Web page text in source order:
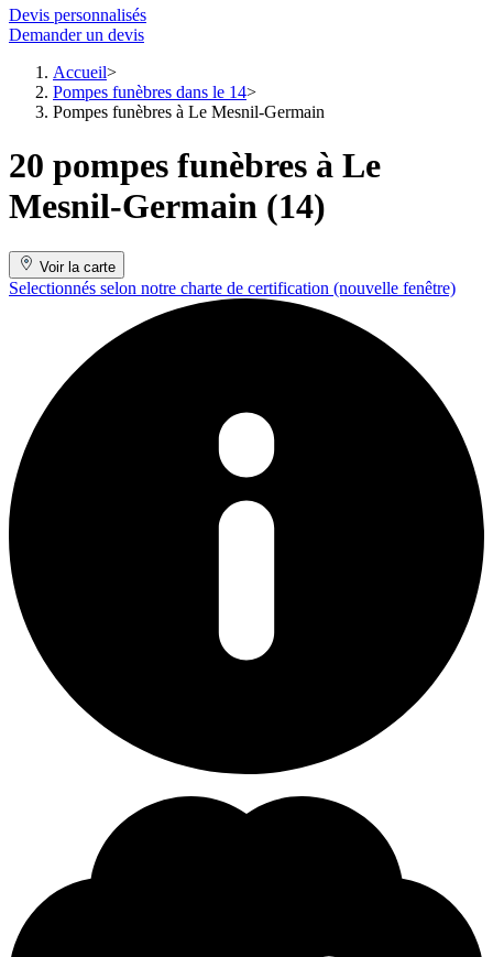
Devis personnalisés
Demander un devis
Accueil
Pompes funèbres dans le 14
Pompes funèbres à Le Mesnil-Germain
20 pompes funèbres à Le
Mesnil-Germain (14)
Voir la carte
Selectionnés selon notre charte de certification (nouvelle fenêtre)